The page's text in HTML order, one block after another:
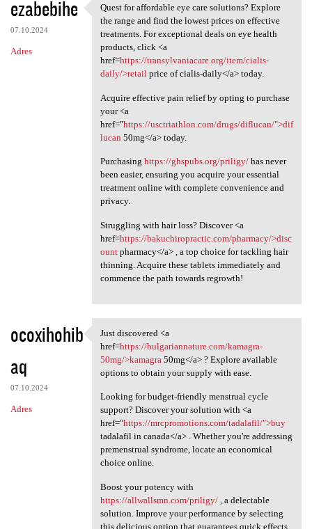
ezabebihe
07.10.2024
Adres
Quest for affordable eye care
Quest for affordable eye care solutions? Explore
the range and find the lowest prices on effective
treatments. For exceptional deals on eye health
products, click <a
href=https://transylvaniacare.org/item/cialis-
daily/>retailprice of cialis-daily</a> today.
Acquire effective pain relief by opting to purchase
your <a
href="https://usctriathlon.com/drugs/diflucan/">dif
lucan 50mg</a> today.
Purchasing https://ghspubs.org/priligy/has never
been easier, ensuring you acquire your essential
treatment online with complete convenience and
privacy.
Struggling with hair loss? Discover <a
href=https://bakuchiropractic.com/pharmacy/>disc
ountpharmacy</a> , a top choice for tackling hair
thinning. Acquire these tablets immediately and
commence the path towards regrowth!
ocoxihohib
aq
07.10.2024
Adres
Just discovered <a href=https
Just discovered <a
href=https://bulgariannature.com/kamagra-
50mg/>kamagra 50mg</a> ? Explore available
options to obtain your supply with ease.
Looking for budget-friendly menstrual cycle
support? Discover your solution with <a
href="https://mrcpromotions.com/tadalafil/">buy
tadalafil in canada</a> . Whether you're addressing
premenstrual syndrome, locate an economical
choice online.
Boost your potency with
https://allwallsmn.com/priligy/, a delectable
solution. Improve your performance by selecting
this delicious option that guarantees quick effects.